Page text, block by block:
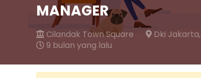
MANAGER
Cilandak Town Square Dki Jakarta,
9 bulan yang lalu